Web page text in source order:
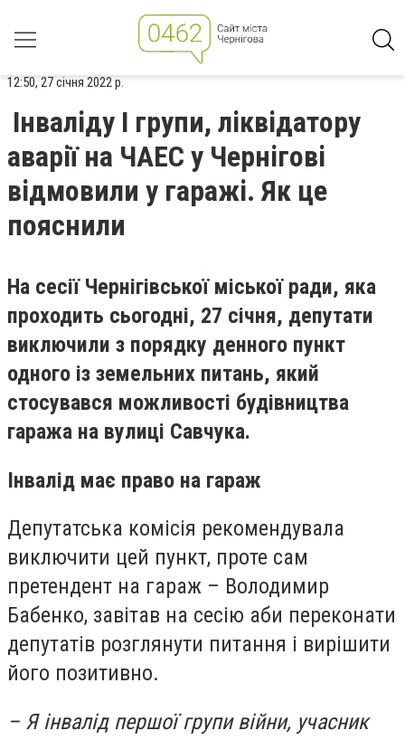
12:50, 27 січня 2022 р.
Інваліду I групи, ліквідатору
аварії на ЧАЕС у Чернігові
відмовили у гаражі. Як це
пояснили
На сесії Чернігівської міської ради, яка
проходить сьогодні, 27 січня, депутати
виключили з порядку денного пункт
одного із земельних питань, який
стосувався можливості будівництва
гаража на вулиці Савчука.
Інвалід має право на гараж
Депутатська комісія рекомендувала
виключити цей пункт, проте сам
претендент на гараж – Володимир
Бабенко, завітав на сесію аби переконати
депутатів розглянути питання і вирішити
його позитивно.
– Я інвалід першої групи війни, учасник